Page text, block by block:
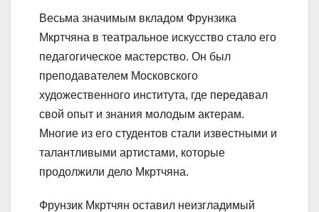
Весьма значимым вкладом Фрунзика
Мкртчяна в театральное искусство стало его
педагогическое мастерство. Он был
преподавателем Московского
художественного института, где передавал
свой опыт и знания молодым актерам.
Многие из его студентов стали известными и
талантливыми артистами, которые
продолжили дело Мкртчяна.
Фрунзик Мкртчян оставил неизгладимый